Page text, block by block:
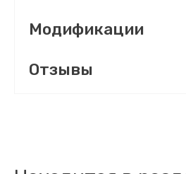
Модификации
Отзывы